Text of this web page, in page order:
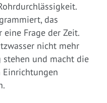
das
Frage der Zeit.
nicht mehr
und macht die
Einrichtungen